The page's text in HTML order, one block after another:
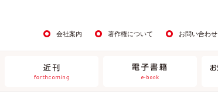
会社案内 著作権について お問い合わせ